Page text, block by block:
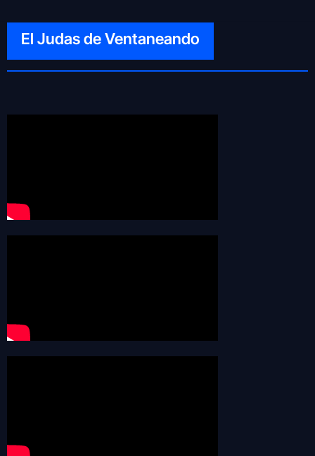
El Judas de Ventaneando